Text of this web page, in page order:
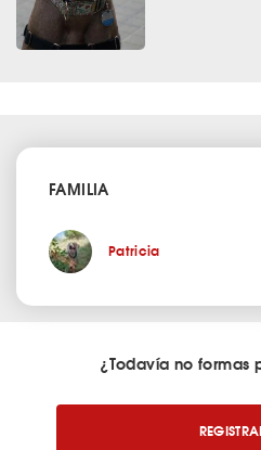
FAMILIA
Patricia
¿Todavía no formas